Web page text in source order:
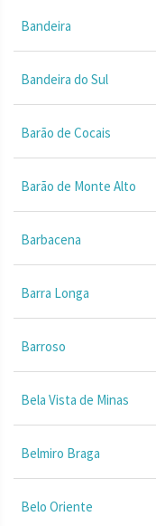
Bandeira
Bandeira do Sul
Barão de Cocais
Barão de Monte Alto
Barbacena
Barra Longa
Barroso
Bela Vista de Minas
Belmiro Braga
Belo Oriente